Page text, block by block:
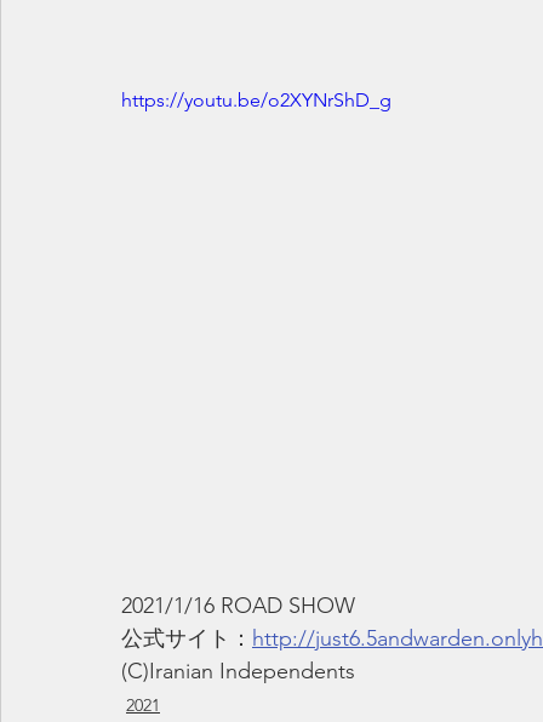
https://youtu.be/o2XYNrShD_g
2021/1/16 ROAD SHOW
公式サイト： http://
(C)Iranian Independents
2021